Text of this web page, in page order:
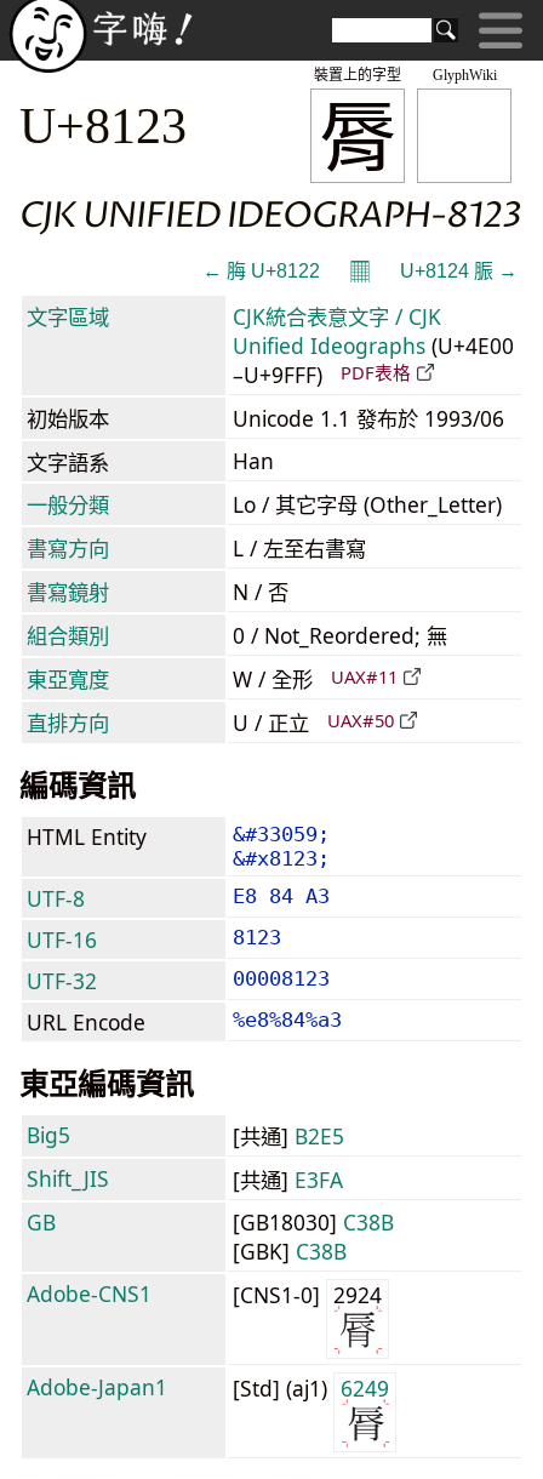
GlyphWiki
脣
裝置上的字型
U+8123
CJK UNIFIED IDEOGRAPH-8123
← 脢 U+8122 𝄜 U+8124 脤 →
文字區域
CJK統合表意文字 / CJK
Unified Ideographs (U+4E00
–U+9FFF)
PDF表格
初始版本
Unicode 1.1 發布於 1993/06
文字語系
Han
一般分類
Lo / 其它字母 (Other_Letter)
書寫方向
L / 左至右書寫
書寫鏡射
N / 否
組合類別
0 / Not_Reordered; 無
東亞寬度
W / 全形 UAX#11
直排方向 U / 正立 UAX#50
編碼資訊
HTML Entity
&#33059;
&#x8123;
UTF-8 E8 84 A3
UTF-16 8123
UTF-32 00008123
URL Encode %e8%84%a3
東亞編碼資訊
Big5 [共通] B2E5
Shift_JIS
[共通] E3FA
GB
[GB18030] C38B
[GBK] C38B
Adobe-CNS1
[CNS1-0] 2924
Adobe-Japan1 [Std] (aj1) 6249